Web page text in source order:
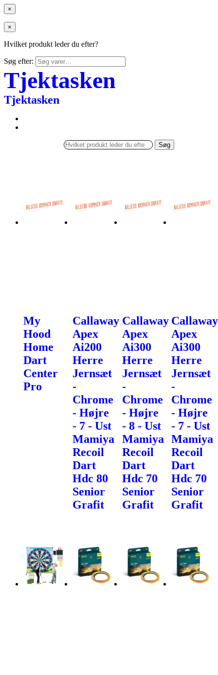
×
×
Hvilket produkt leder du efter?
Søg efter:
Tjektasken
Tjektasken
Søg
My
Hood
Home
Dart
Center
Pro
Callaway
Apex
Ai200
Herre
Jernsæt
-
Chrome
- Højre
- 7 - Ust
Mamiya
Recoil
Dart
Hdc 80
Senior
Grafit
Callaway
Apex
Ai300
Herre
Jernsæt
-
Chrome
- Højre
- 8 - Ust
Mamiya
Recoil
Dart
Hdc 70
Senior
Grafit
Callaway
Apex
Ai300
Herre
Jernsæt
-
Chrome
- Højre
- 7 - Ust
Mamiya
Recoil
Dart
Hdc 70
Senior
Grafit